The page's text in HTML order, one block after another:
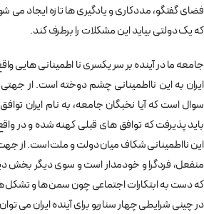
فضای گفتگو، مددکاری و یادگیری ها تازه ایجاد
که یک دولتی بیاید این مشکلات را برطرف کند.
جامعه ما در آینده بر سر یکسری نا اطمینانی هایی
ایران به این نااطمینانی چشم دوخته است. از
سوال است که آیا نخبگان جامعه، به نام ایران
باید پذیرفت که توافق های قبلی کهنه شده و در
این نااطمینانی شکاف میان دولت و ملت است. از
منفعل، فردگرا و خودمدار است و سوی دیگر بخش
که دست به ابتکارات اجتماعی چون سمن ها و
در چینی شرایطی چهار سناریو برای آینده ایران می